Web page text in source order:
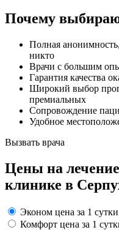
Почему
Полная
никто
Врачи с большим
Гарантия качества
Широкий выбор
премиальных
Сопровождение
Удобное
Вызвать врача
Цены на
клинике в
Эконом цена за 1 сутки
Комфорт цена за 1